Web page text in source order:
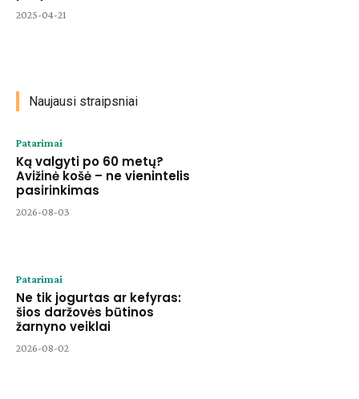
2025-04-21
Naujausi straipsniai
Patarimai
Ką valgyti po 60 metų?
Avižinė košė – ne vienintelis
pasirinkimas
2026-08-03
Patarimai
Ne tik jogurtas ar kefyras:
šios daržovės būtinos
žarnyno veiklai
2026-08-02